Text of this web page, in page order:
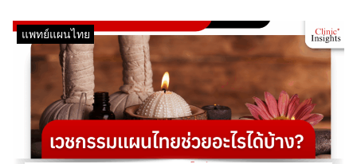
แพทย์แผนไทย